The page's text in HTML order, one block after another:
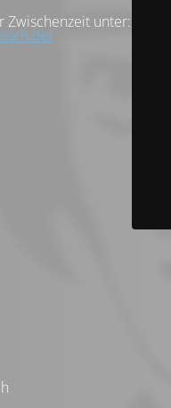
Zwischenzeit unter: